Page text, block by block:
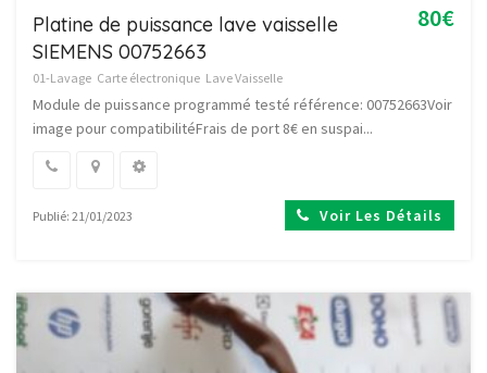
80€
Platine de puissance lave vaisselle
SIEMENS 00752663
01-Lavage Carte électronique Lave Vaisselle
Module de puissance programmé testé référence: 00752663Voir
image pour compatibilitéFrais de port 8€ en suspai...
Publié: 21/01/2023 Voir Les Détails